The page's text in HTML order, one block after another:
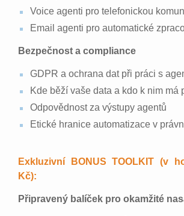
Voice agenti pro telefonickou
Email agenti pro automatické
Bezpečnost a compliance
GDPR a ochrana dat při práci s
Kde běží vaše data a kdo k nim má
Odpovědnost za výstupy agentů
Etické hranice automatizace v
Exkluzivní BONUS TOOLKIT (v
Kč):
Připravený balíček pro okamžité